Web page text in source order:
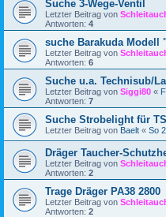
Suche 3-Wege-Ventil
Letzter Beitrag von
Antworten: 4
suche Barakuda Modell
Letzter Beitrag von
Antworten: 6
Suche u.a. Technisub/
Letzter Beitrag von Siggi80 «
Antworten: 7
Suche Strobelight für
Letzter Beitrag von Baelt « So
Dräger Taucher-
Letzter Beitrag von
Antworten: 2
Trage Dräger PA38 2800
Letzter Beitrag von
Antworten: 2